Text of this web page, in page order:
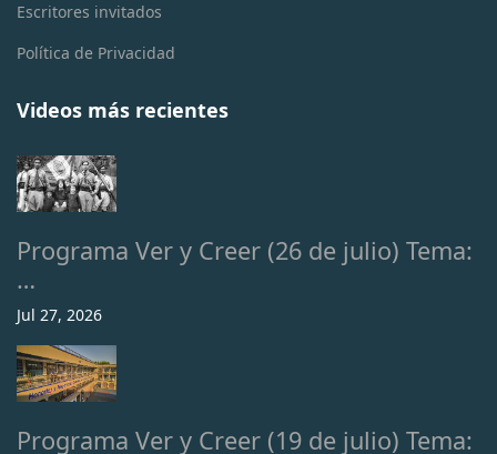
Escritores invitados
Política de Privacidad
Videos más recientes
Programa Ver y Creer (26 de julio) Tema:
…
Jul 27, 2026
Programa Ver y Creer (19 de julio) Tema: